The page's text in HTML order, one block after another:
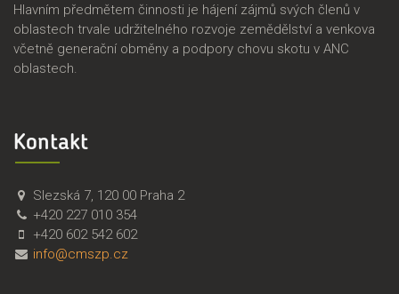
Hlavním předmětem činnosti je hájení zájmů svých členů v
oblastech trvale udržitelného rozvoje zemědělství a venkova
včetně generační obměny a podpory chovu skotu v ANC
oblastech.
Kontakt
Č
M
S
Z
Č
e
s
k
Slezská 7, 120 00 Praha 2
+420 227 010 354
+420 602 542 602
info@cmszp.cz